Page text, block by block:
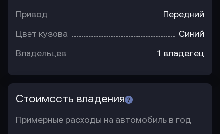
Привод Передний
Цвет кузова Синий
Владельцев 1 владелец
Стоимость владения
Примерные расходы на автомобиль в год